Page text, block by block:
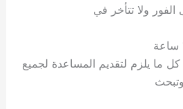
ولا تتأخر في
ما يلزم لتقديم المساعدة لجميع
وتبحث